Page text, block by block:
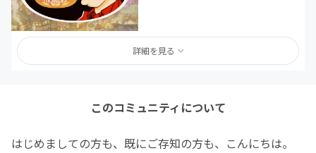
詳細を見る
このコミュニティについて
はじめましての方も、既にご存知の方も、こんにちは。